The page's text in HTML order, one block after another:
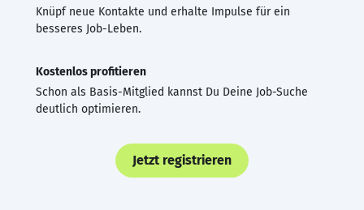
Knüpf neue Kontakte und erhalte Impulse für ein
besseres Job-Leben.
Kostenlos profitieren
Schon als Basis-Mitglied kannst Du Deine Job-Suche
deutlich optimieren.
Jetzt registrieren